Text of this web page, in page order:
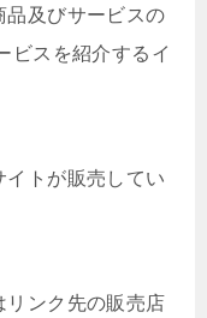
品及びサービスの
ビスを紹介するイ
トが販売してい
リンク先の販売店